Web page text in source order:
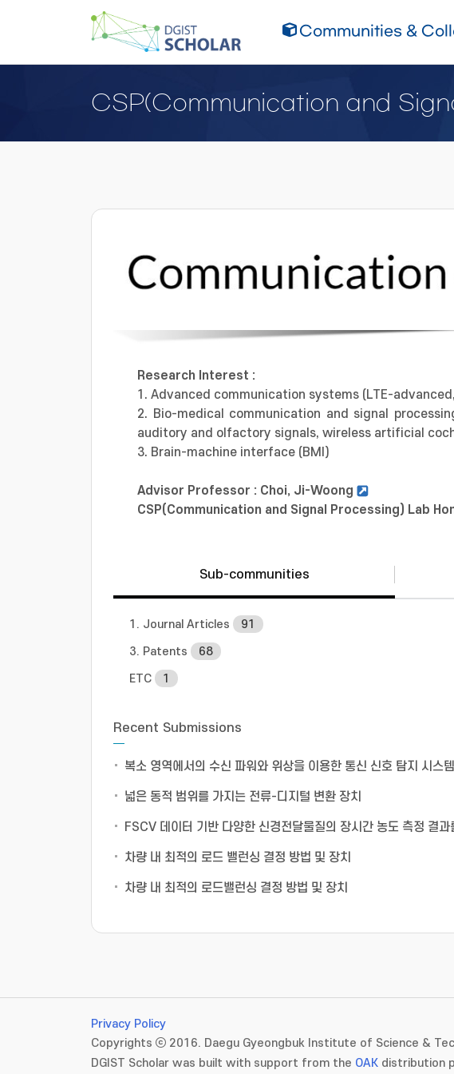
Communities &
CSP(Communication and
Research Interest :
1. Advanced communication systems (LTE-
2. Bio-medical communication and signal
auditory and olfactory signals, wireless artificial
3. Brain-machine interface (BMI)
Advisor Professor : Choi, Ji-Woong
CSP(Communication and Signal Processing) Lab
Sub-communities
1. Journal Articles 91
3. Patents
68
ETC
1
Recent Submissions
복소 영역에서의 수신 파워와 위상을 이용한 통신 신호 탐지 시스
넓은 동적 범위를 가지는 전류-디지털 변환 장치
FSCV 데이터 기반 다양한 신경전달물질의 장시간 농도 측정 결
차량 내 최적의 로드 밸런싱 결정 방법 및 장치
차량 내 최적의 로드밸런싱 결정 방법 및 장치
Privacy Policy
Copyrights ⓒ 2016. Daegu Gyeongbuk Institute of Science &
DGIST Scholar was built with support from the OAK distribution